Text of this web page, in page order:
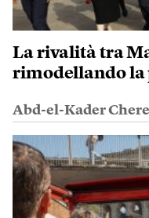
La rivalità tra
rimodellando la
Abd-el-Kader